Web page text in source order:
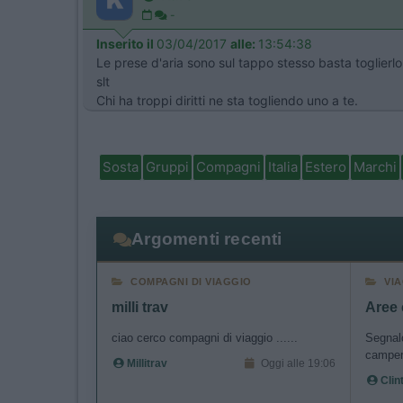
-
Inserito il 03/04/2017 alle: 13:54:38
Le prese d'aria sono sul tappo stesso basta
slt
Chi ha troppi diritti ne sta togliendo uno a te.
Sosta Gruppi Compagni Italia Estero Marchi
Argomenti recenti
COMPAGNI DI VIAGGIO
milli trav
ciao cerco compagni di viaggio ......
Millitrav Oggi alle 19:06
Aree
Clint